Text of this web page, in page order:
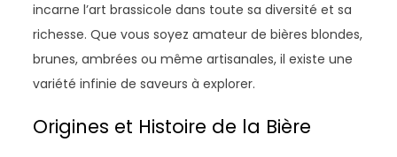
incarne l’art brassicole dans toute sa diversité et sa
richesse. Que vous soyez amateur de bières blondes,
brunes, ambrées ou même artisanales, il existe une
variété infinie de saveurs à explorer.
Origines et Histoire de la Bière